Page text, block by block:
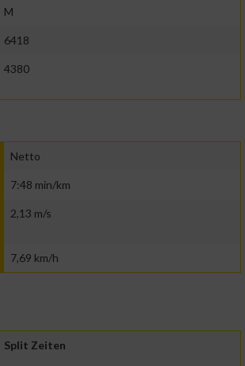
M
6418
4380
Netto
7:48 min/km
2,13 m/s
7,69 km/h
Split Zeiten